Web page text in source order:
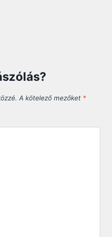
A kötelező mezőket *